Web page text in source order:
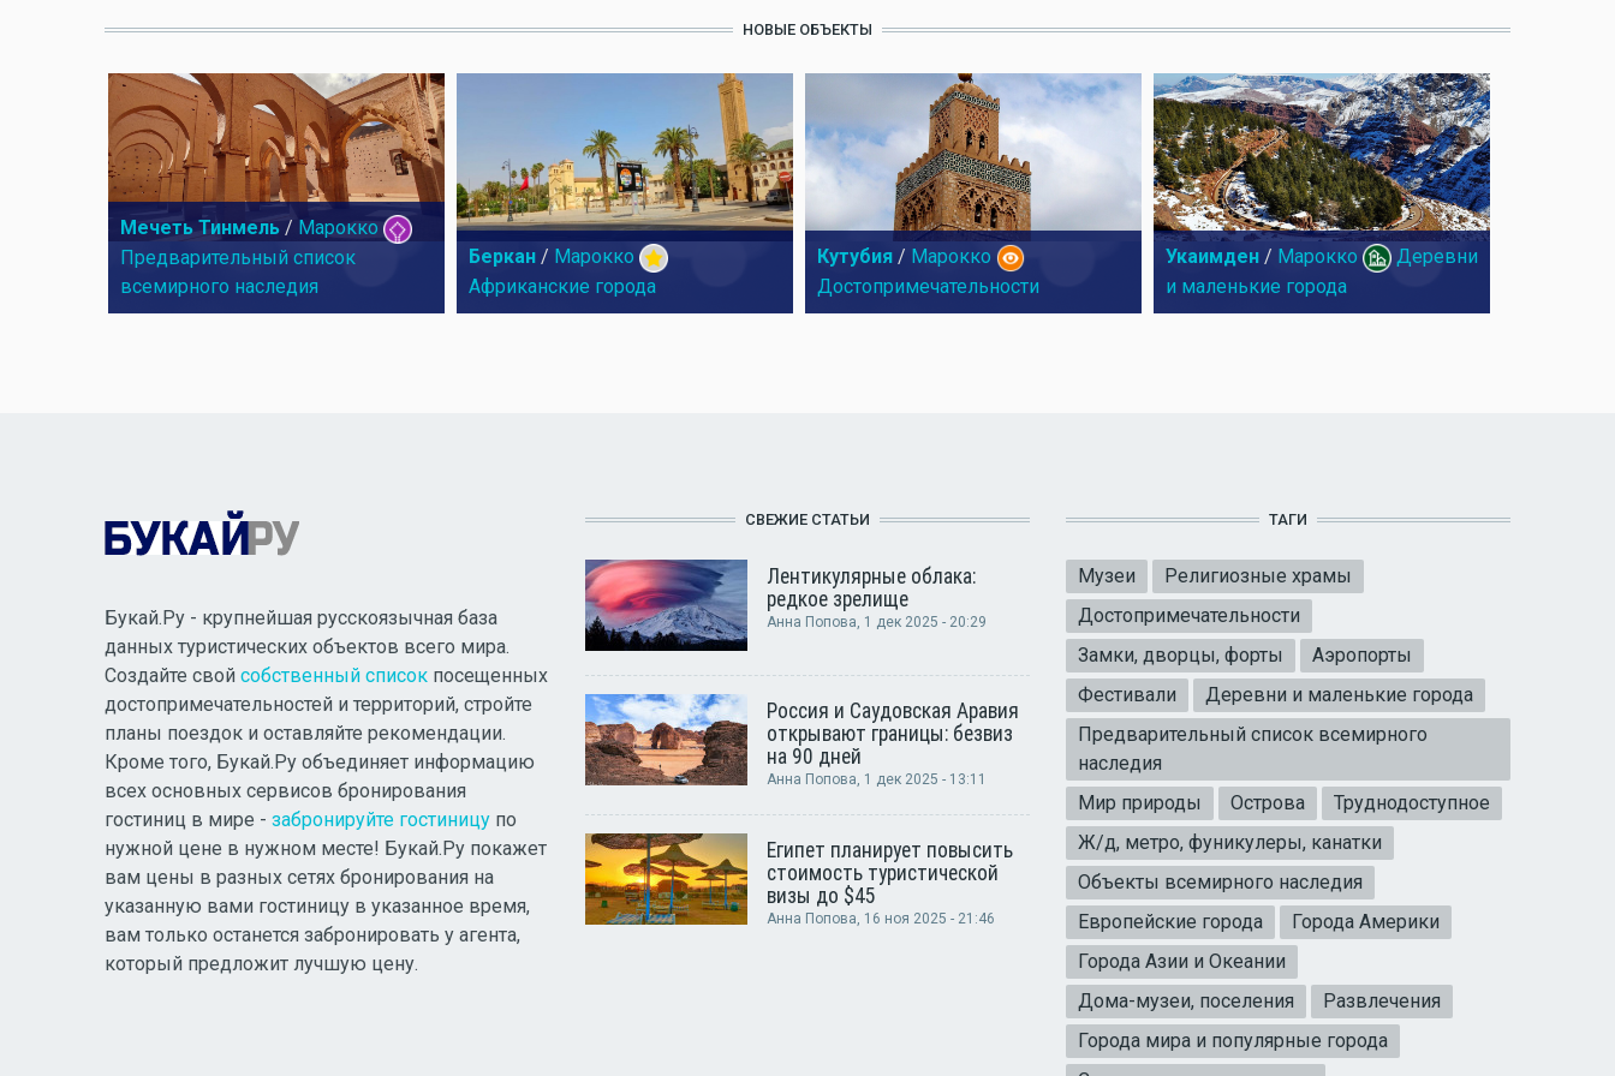
НОВЫЕ ОБЪЕКТЫ
Мечеть Тинмель / Марокко
Предварительный список
всемирного наследия
Беркан / Марокко
Африканские города
Кутубия / Марокко
Достопримечательности
Укаимден / Марокко
Деревни
и маленькие города
Букай.Ру - крупнейшая русскоязычная база
данных туристических объектов всего мира.
Создайте свой собственный список посещенных
достопримечательностей и территорий, стройте
планы поездок и оставляйте рекомендации.
Кроме того, Букай.Ру объединяет информацию
всех основных сервисов бронирования
гостиниц в мире - забронируйте гостиницу по
нужной цене в нужном месте! Букай.Ру покажет
вам цены в разных сетях бронирования на
указанную вами гостиницу в указанное время,
вам только останется забронировать у агента,
который предложит лучшую цену.
СВЕЖИЕ СТАТЬИ
Лентикулярные облака:
редкое зрелище
Анна Попова, 1 дек 2025 - 20:29
Россия и Саудовская Аравия
открывают границы: безвиз
на 90 дней
Анна Попова, 1 дек 2025 - 13:11
Египет планирует повысить
стоимость туристической
визы до $45
Анна Попова, 16 ноя 2025 - 21:46
ТАГИ
Музеи
Религиозные храмы
Достопримечательности
Замки, дворцы, форты
Аэропорты
Фестивали
Деревни и маленькие города
Предварительный список всемирного
наследия
Мир природы
Острова
Труднодоступное
Ж/д, метро, фуникулеры, канатки
Объекты всемирного наследия
Европейские города
Города Америки
Города Азии и Океании
Дома-музеи, поселения
Развлечения
Города мира и популярные города